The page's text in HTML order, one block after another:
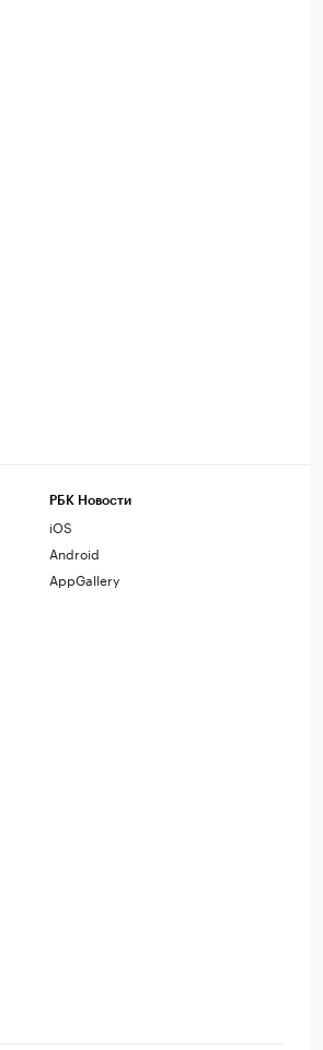
РБК Новости
iOS
Android
AppGallery